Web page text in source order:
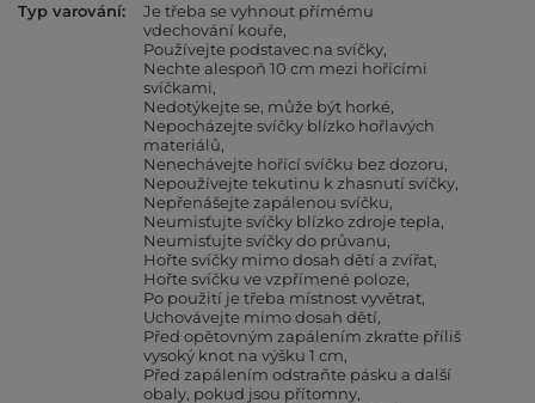
Typ varování
Je třeba se vyhnout přímému
vdechování kouře
Používejte podstavec na svíčky
Nechte alespoň 10 cm mezi hořícími
svíčkami
Nedotýkejte se, může být horké
Nepocházejte svíčky blízko hořlavých
materiálů
Nenechávejte hořící svíčku bez dozoru
Nepoužívejte tekutinu k zhasnutí svíčky
Nepřenášejte zapálenou svíčku
Neumisťujte svíčky blízko zdroje tepla
Neumisťujte svíčky do průvanu
Hořte svíčky mimo dosah dětí a zvířat
Hořte svíčku ve vzpřímené poloze
Po použití je třeba místnost vyvětrat
Uchovávejte mimo dosah dětí
Před opětovným zapálením zkraťte příliš
vysoký knot na výšku 1 cm
Před zapálením odstraňte pásku a další
obaly, pokud jsou přítomny